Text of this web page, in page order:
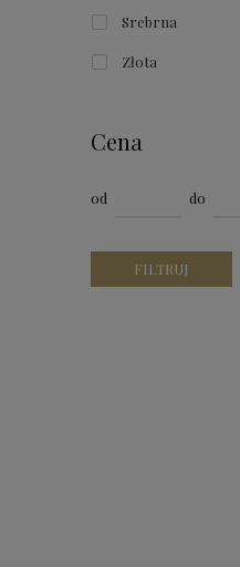
Srebrna
Złota
Cena
od do
FILTRUJ